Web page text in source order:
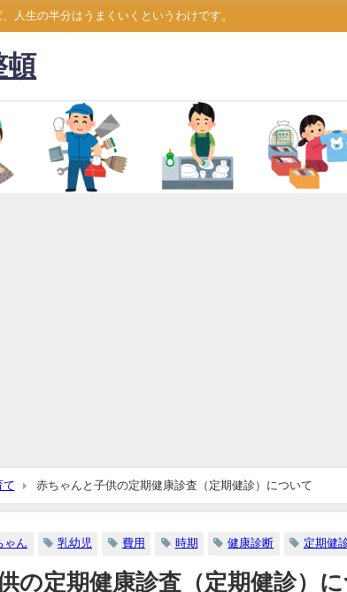
人生の半分はうまくいくというわけです。
頓
て 赤ちゃんと子供の定期健康診査（定期健診）について
ゃん 乳幼児 費用 時期 健康診断 定期健
の定期健康診査（定期健診）